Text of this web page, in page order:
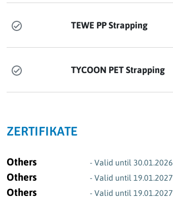
TEWE PP Strapping
TYCOON PET Strapping
ZERTIFIKATE
Others - Valid until 30.01.2026
Others - Valid until 19.01.2027
Others - Valid until 19.01.2027